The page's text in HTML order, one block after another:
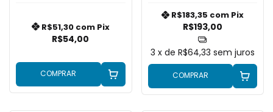
R$54,00
R$51,30 com Pix
COMPRAR
R$193,00
R$183,35 com Pix
3 x de R$64,33 sem juros
COMPRAR